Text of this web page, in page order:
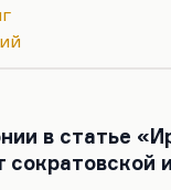
в статье
сократовской